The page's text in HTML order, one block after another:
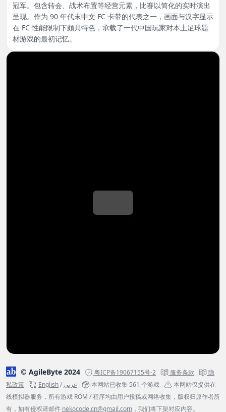
冠军。包含转会、战术布置等经营元素，比赛以简化的实时演出
呈现。作为 90 年代末中文 FC 卡带的代表之一，画面与汉字显示
在 FC 性能限制下颇具特色，承载了一代中国玩家对本土足球题
材游戏的最初记忆。
© AgileByte 2024 粤ICP备19067155号-2 服务条款
隐
私政策
English/عربي 本网站已收集 561 个游戏
本网站仅提供在
线模拟器服务，所有游戏 ROM / 程序均由用户投稿或网络收集，版权归原作者所
有，如有侵权请邮件 nekocode.cn@gmail.com ，我们将下架对应内容。